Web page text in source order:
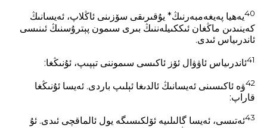
40يەھيا پەيغەمبەرنىڭ* يۇقىرىقى سۆزىنى ئاڭلاپ، ئەيسانىڭ
كەينىدىن ماڭغان ئىككىيلەننىڭ بىرى سىمون پېترۇسنىڭ ئىنىسى
ئاندرىياس ئىدى.
41ئاندرىياس ئاۋۋال ئۆز ئاكىسى سىموننى تېپىپ، ئۇنىڭغا:
42ۋە ئاكىسىنى ئەيسانىڭ ئالدىغا ئېلىپ باردى. ئەيسا ئۇنىڭغا
قاراپ:
43ئەتىسى، ئەيسا گالىلىيە ئۆلكىسىگە يول ئالماقچى ئىدى. ئۇ